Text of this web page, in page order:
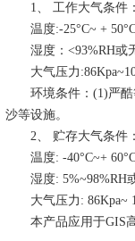
1、 工作大气条件
温度:-25°C~ +
湿度：<93%RH或
大气压力
环境条件：(1)严酷
沙等设施。
2、 贮存大气条件
温度: -40°C~+
湿度: 5%~98%RH
大气压力: 86Kpa~
本产品应用于GIS高